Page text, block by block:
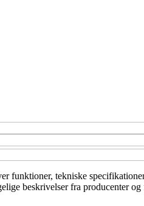
tekniske
beskrivelser fra producenter og